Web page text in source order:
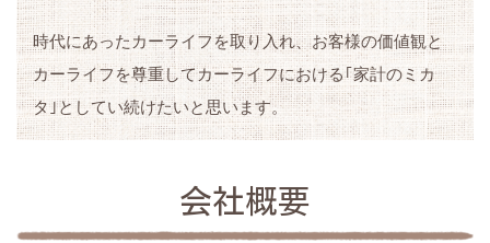
時代にあったカーライフを取り入れ、お客様の価値観と
カーライフを尊重してカーライフにおける｢家計のミカ
タ｣としてい続けたいと思います。
会社概要